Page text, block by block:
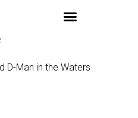
D-Man in the Waters